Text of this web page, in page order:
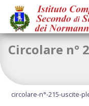
Circolare n°
circolare-n°-215-uscite-